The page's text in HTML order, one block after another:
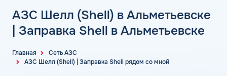
Преимущества
Сравнение
Индивидуальный подход
Автомойки
СЕТЬ АЗС
Вся сеть АЗС
АЗС Газпромнефть
Автомобильное топливо
Бензин
СЕРВИСЫ
Главная
Сеть АЗС
АЗС Шелл (Shell) | Заправка Shell рядом со мной
АЗС Шелл (Shell) в Альметьевске
| Заправка Shell в Альметьевске